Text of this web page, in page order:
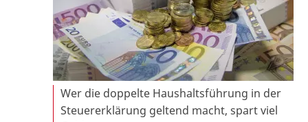
Wer die doppelte Haushaltsführung in der
Steuererklärung geltend macht, spart viel